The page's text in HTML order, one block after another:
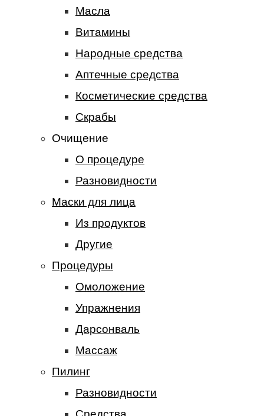
Масла
Витамины
Народные средства
Аптечные средства
Косметические средства
Скрабы
Очищение
О процедуре
Разновидности
Маски для лица
Из продуктов
Другие
Процедуры
Омоложение
Упражнения
Дарсонваль
Массаж
Пилинг
Разновидности